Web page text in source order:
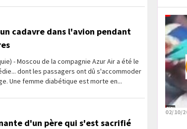
cadavre dans l'avion pendant
- Moscou de la compagnie Azur Air a été le
dont les passagers ont dû s'accommoder
Une femme diabétique est morte en...
d'un père qui s'est sacrifié
02/10/